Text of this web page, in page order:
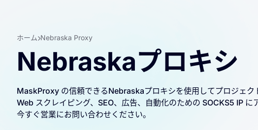
ホーム Nebraska Proxy
Nebraskaプロキシ
MaskProxy の信頼できるNebraskaプロキシを使用してプロジェク
Web スクレイピング、SEO、広告、自動化のための SOCKS5 IP に
今すぐ営業にお問い合わせください。